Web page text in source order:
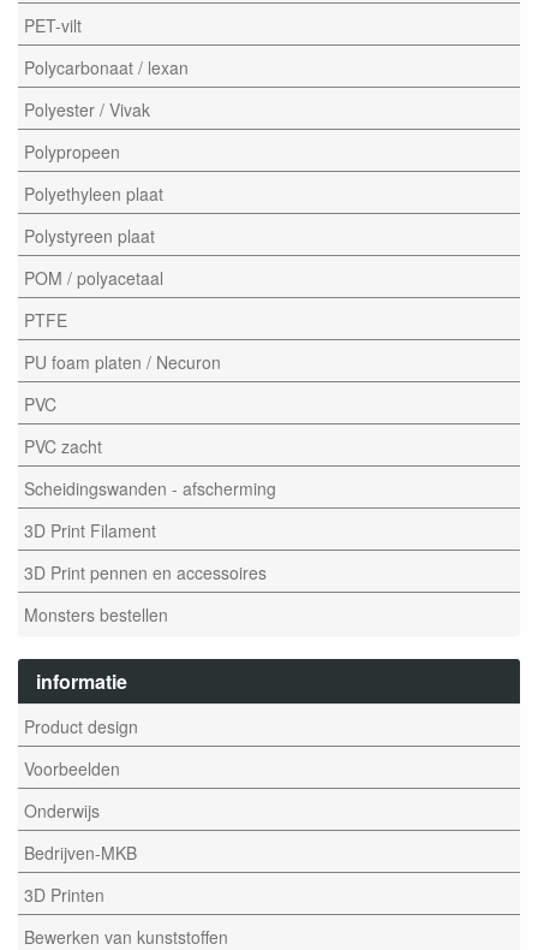
PET-vilt
Polycarbonaat / lexan
Polyester / Vivak
Polypropeen
Polyethyleen plaat
Polystyreen plaat
POM / polyacetaal
PTFE
PU foam platen / Necuron
PVC
PVC zacht
Scheidingswanden - afscherming
3D Print Filament
3D Print pennen en accessoires
Monsters bestellen
informatie
Product design
Voorbeelden
Onderwijs
Bedrijven-MKB
3D Printen
Bewerken van kunststoffen